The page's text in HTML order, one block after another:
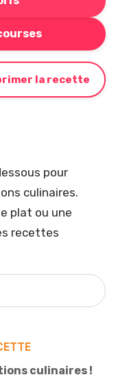
votre liste de
la recette
pour
culinaires.
plat ou une
recettes
culinaires !